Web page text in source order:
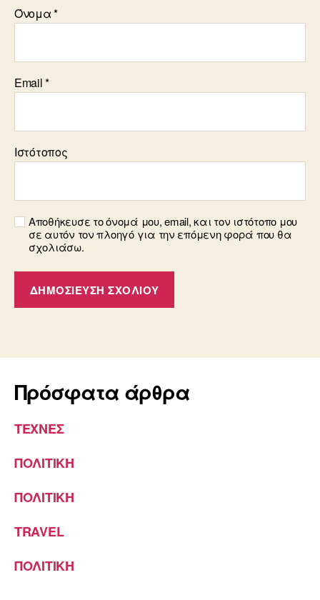
Όνομα*
Email*
Ιστότοπος
Αποθήκευσε το όνομά μου, email, και τον ιστότοπο μου
σε αυτόν τον πλοηγό για την επόμενη φορά που θα
σχολιάσω.
Πρόσφατα άρθρα
ΤΕΧΝΕΣ
ΠΟΛΙΤΙΚΗ
ΠΟΛΙΤΙΚΗ
TRAVEL
ΠΟΛΙΤΙΚΗ